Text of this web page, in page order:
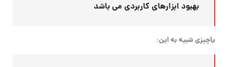
بهبود ابزارهای کاربردی می باشد
یاچیزی شبیه به این: